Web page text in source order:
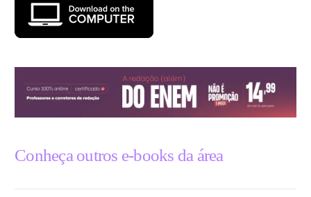
Conheça outros e-books da área